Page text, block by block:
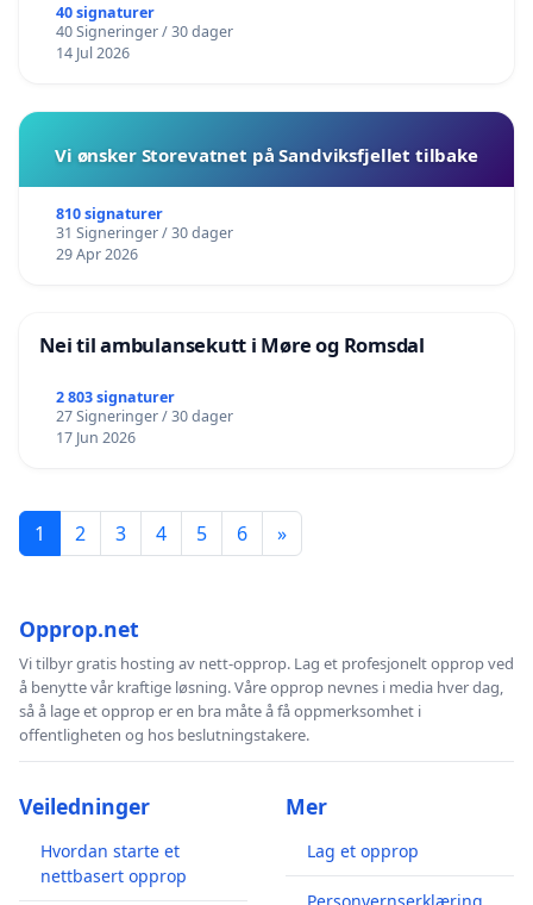
40 signaturer
40 Signeringer / 30 dager
14 Jul 2026
Vi ønsker Storevatnet på Sandviksfjellet tilbake
810 signaturer
31 Signeringer / 30 dager
29 Apr 2026
Nei til ambulansekutt i Møre og Romsdal
2 803 signaturer
27 Signeringer / 30 dager
17 Jun 2026
1 2 3 4 5 6 »
Opprop.net
Vi tilbyr gratis hosting av nett-opprop. Lag et profesjonelt opprop ved
å benytte vår kraftige løsning. Våre opprop nevnes i media hver dag,
så å lage et opprop er en bra måte å få oppmerksomhet i
offentligheten og hos beslutningstakere.
Veiledninger
Hvordan starte et
nettbasert opprop
Mer
Lag et opprop
Personvernserklæring